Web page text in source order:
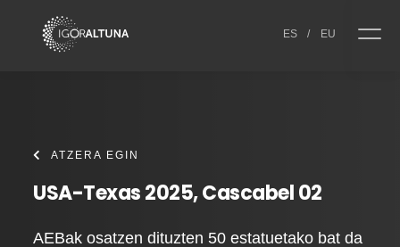
ES / EU
ATZERA EGIN
USA-Texas 2025, Cascabel 02
AEBak osatzen dituzten 50 estatuetako bat da